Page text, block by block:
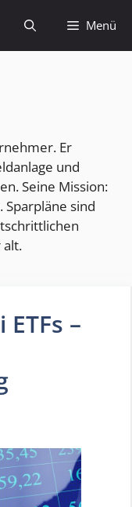
Menü
Er
und
Seine Mission:
Sparpläne sind
alt.
–